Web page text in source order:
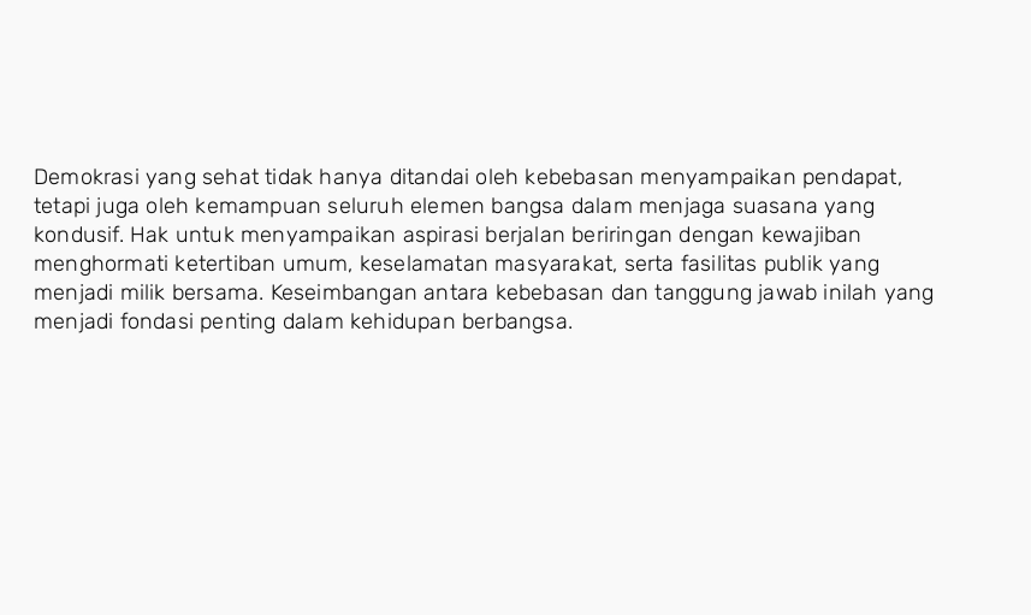
Demokrasi yang sehat tidak hanya ditandai oleh kebebasan menyampaikan pendapat,
tetapi juga oleh kemampuan seluruh elemen bangsa dalam menjaga suasana yang
kondusif. Hak untuk menyampaikan aspirasi berjalan beriringan dengan kewajiban
menghormati ketertiban umum, keselamatan masyarakat, serta fasilitas publik yang
menjadi milik bersama. Keseimbangan antara kebebasan dan tanggung jawab inilah yang
menjadi fondasi penting dalam kehidupan berbangsa.